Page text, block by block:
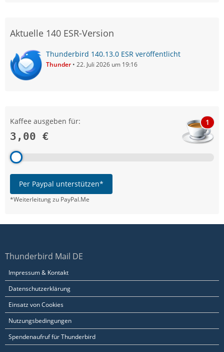
Aktuelle 140 ESR-Version
Thunderbird 140.13.0 ESR veröffentlicht
Thunder 22. Juli 2026 um 19:16
Kaffee ausgeben für:
3,00 €
1
Per Paypal unterstützen*
*Weiterleitung zu PayPal.Me
Thunderbird Mail DE
Impressum & Kontakt
Datenschutzerklärung
Einsatz von Cookies
Nutzungsbedingungen
Spendenaufruf für Thunderbird